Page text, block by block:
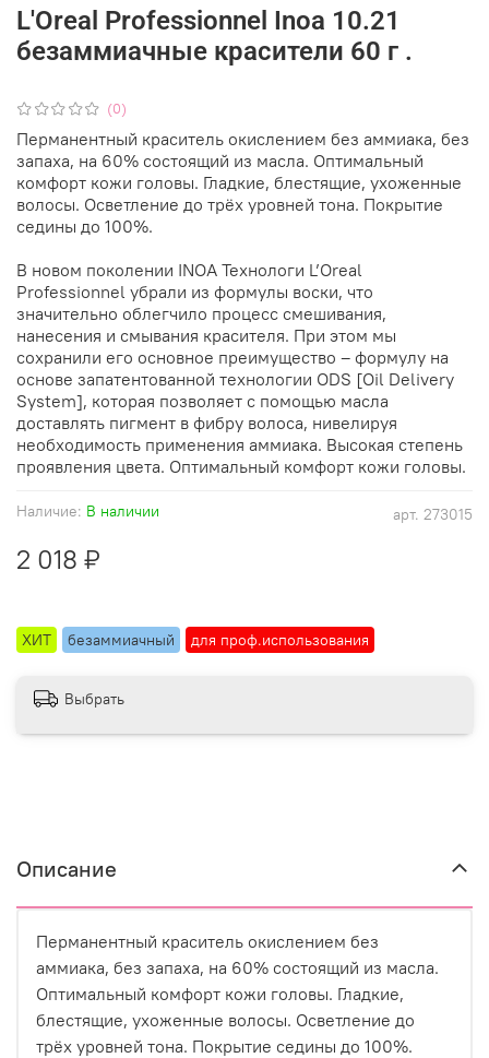
(0)
арт. 273015
Наличие: В наличии
ХИТ безаммиачный для проф.использования
L'Oreal Professionnel Inoa 10.21
безаммиачные красители 60 г .
2 018 ₽
Перманентный краситель окислением без аммиака, без
запаха, на 60% состоящий из масла. Оптимальный
комфорт кожи головы. Гладкие, блестящие, ухоженные
волосы. Осветление до трёх уровней тона. Покрытие
седины до 100%.
В новом поколении INOA Технологи L’Oreal
Professionnel убрали из формулы воски, что
значительно облегчило процесс смешивания,
нанесения и смывания красителя. При этом мы
сохранили его основное преимущество – формулу на
основе запатентованной технологии ODS [Oil Delivery
System], которая позволяет с помощью масла
доставлять пигмент в фибру волоса, нивелируя
необходимость применения аммиака. Высокая степень
проявления цвета. Оптимальный комфорт кожи головы.
Выбрать
Описание
Перманентный краситель окислением без
аммиака, без запаха, на 60% состоящий из масла.
Оптимальный комфорт кожи головы. Гладкие,
блестящие, ухоженные волосы. Осветление до
трёх уровней тона. Покрытие седины до 100%.